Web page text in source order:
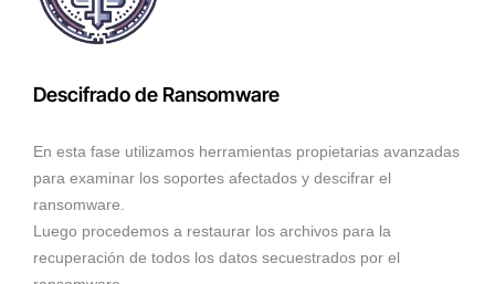
Descifrado de Ransomware
En esta fase utilizamos herramientas propietarias avanzadas
para examinar los soportes afectados y descifrar el
ransomware.
Luego procedemos a restaurar los archivos para la
recuperación de todos los datos secuestrados por el